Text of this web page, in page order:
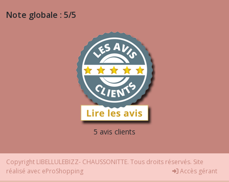
Note globale : 5/5
5 avis clients
Copyright LIBELLULEBIZZ- CHAUSSONITTE. Tous droits réservés. Site
réalisé avec eProShopping Accès gérant